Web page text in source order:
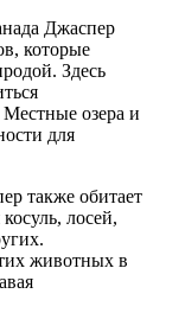
Джаспер
которые
Здесь
озера и
для
также обитает
лосей,
животных в